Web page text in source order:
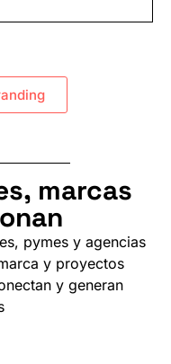
marcas
pymes y agencias
y proyectos
y generan